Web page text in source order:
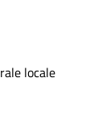
locale